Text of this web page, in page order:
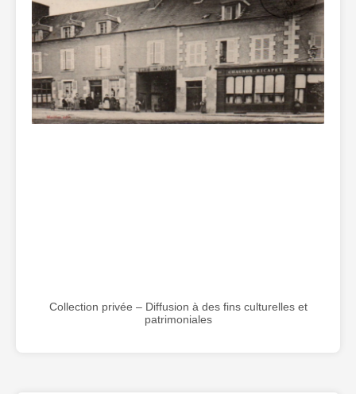
Collection privée – Diffusion à des fins culturelles et
patrimoniales